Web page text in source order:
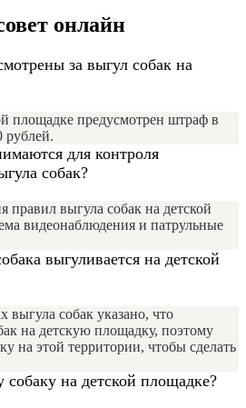
онлайн
за выгул собак на
площадке предусмотрен штраф в
рублей.
для контроля
собак?
правил выгула собак на детской
видеонаблюдения и патрульные
выгуливается на детской
собак указано, что
на детскую площадку, поэтому
на этой территории, чтобы сделать
собаку на детской площадке?